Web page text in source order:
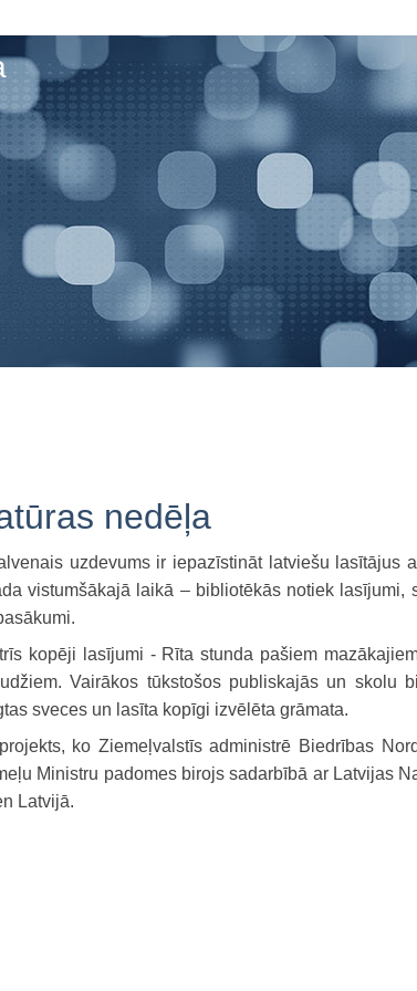
nedēļa
uzdevums ir iepazīstināt latviešu lasītājus
vistumšākajā laikā – bibliotēkās notiek lasījumi,
kopēji lasījumi - Rīta stunda pašiem
Vairākos tūkstošos publiskajās un skolu
sveces un lasīta kopīgi izvēlēta grāmata.
ko Ziemeļvalstīs administrē Biedrības
Ministru padomes birojs sadarbībā ar Latvijas
Latvijā.